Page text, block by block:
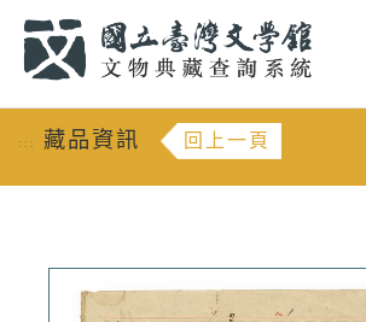
::: 藏品資訊 回上一頁